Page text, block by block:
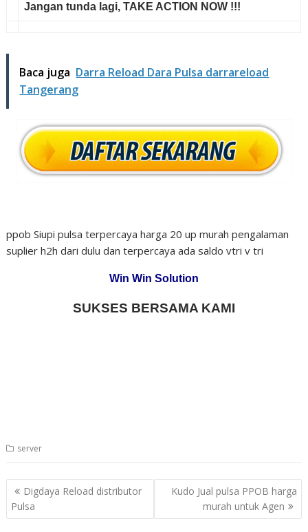
Jangan tunda lagi,TAKE ACTION NOW !!!
Baca juga Darra Reload Dara Pulsa darrareload
Tangerang
ppob Siupi pulsa terpercaya harga 20 up murah pengalaman
suplier h2h dari dulu dan terpercaya ada saldo vtri v tri
Win Win Solution
SUKSES BERSAMA KAMI
server
Post
navigation
Digdaya Reload distributor
Pulsa
Kudo Jual pulsa PPOB harga
murah untuk Agen